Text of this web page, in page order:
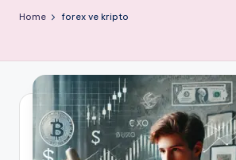
Home forex ve kripto